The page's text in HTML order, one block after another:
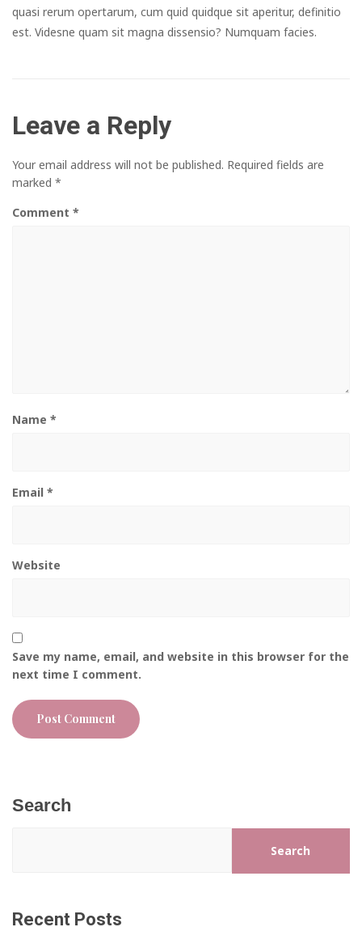
quasi rerum opertarum, cum quid quidque sit aperitur, definitio
est. Videsne quam sit magna dissensio? Numquam facies.
Leave a Reply
Your email address will not be published. Required fields are
marked *
Comment *
Name *
Email *
Website
Save my name, email, and website in this browser for the
next time I comment.
Search
Search
Recent Posts